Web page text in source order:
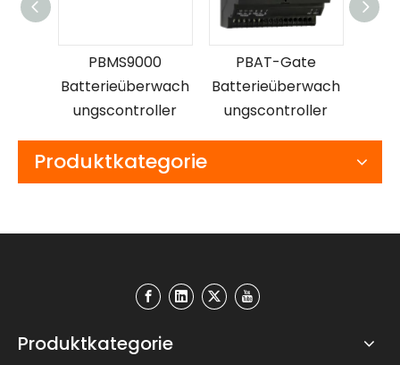
PBMS9000
Batterieüberwach
ungscontroller
PBAT-Gate
Batterieüberwach
ungscontroller
Produktkategorie
Produktkategorie